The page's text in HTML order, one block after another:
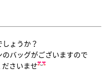
ょうか？
バッグがございますので
さいませ